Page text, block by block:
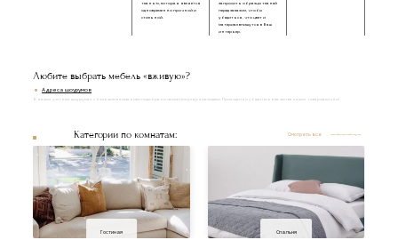
тканью, которая является
одновременно прочной и
стильной.
запросить образцы тканей
перед заказом, чтобы
убедиться, что цвет и
материал впишутся в Ваш
интерьер.
Любите выбрать мебель «вживую»?
Адреса шоурумов
В наших уютных шоурумах с большим вниманием подобраны самые популярные модели. Приходите и убедитесь в качестве наших товаров лично!
Категории по комнатам: Смотреть все
Гостиная Спальня